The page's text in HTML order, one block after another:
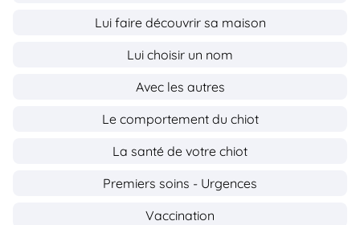
Lui faire découvrir sa maison
Lui choisir un nom
Avec les autres
Le comportement du chiot
La santé de votre chiot
Premiers soins - Urgences
Vaccination